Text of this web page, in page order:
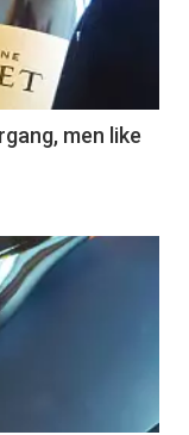
men like